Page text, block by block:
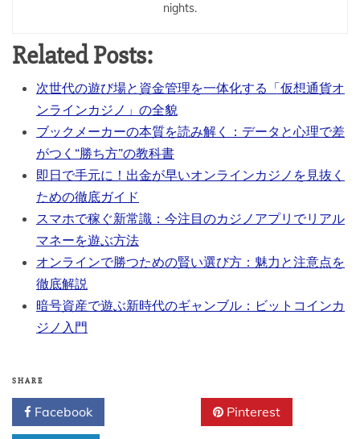
nights.
Related Posts:
次世代の遊び場と資金管理を一体化する「仮想通貨オ
ンラインカジノ」の全貌
ブックメーカーの本質を読み解く：データと心理で差
がつく“勝ち方”の教科書
即日で手元に！出金が早いオンラインカジノを見抜く
ための徹底ガイド
スマホで稼ぐ新常識：今注目のカジノアプリでリアル
マネーを遊ぶ方法
オンラインで勝つための賢い選び方：魅力と注意点を
徹底解説
暗号資産で遊ぶ新時代のギャンブル：ビットコインカ
ジノ入門
SHARE
Facebook Pinterest